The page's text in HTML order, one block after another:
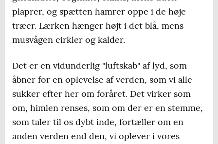
plaprer, og spætten hamrer oppe i de høje
træer. Lærken hænger højt i det blå, mens
musvågen cirkler og kalder.
Det er en vidunderlig "luftskab" af lyd, som
åbner for en oplevelse af verden, som vi alle
sukker efter her om foråret. Det virker som
om, himlen renses, som om der er en stemme,
som taler til os dybt inde, fortæller om en
anden verden end den, vi oplever i vores